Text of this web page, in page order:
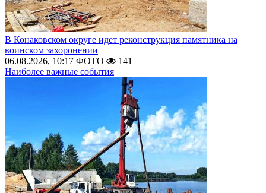
В Конаковском округе идет реконструкция памятника на
воинском захоронении
06.08.2026, 10:17 ФОТО
141
Наиболее важные события